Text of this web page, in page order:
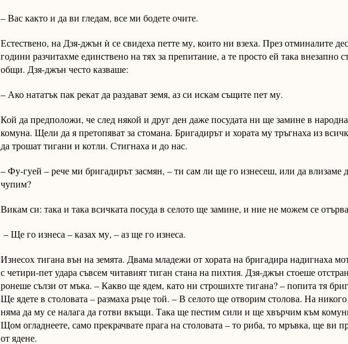
– Вас както и да ви гледам, все ми бодете очите.
Естествено, на Дзя-джън ѝ се свидеха петте му, които ни взеха. През отминалите
години разчитахме единствено на тях за препитание, а те просто ей така внезапно
общи. Дзя-джън често казваше:
– Ако нататък пак рекат да раздават земя, аз си искам същите пет му.
Кой да предположи, че след някой и друг ден даже посудата ни ще замине в
комуна. Щели да я претопяват за стомана. Бригадирът и хората му тръгнаха из
да трошат тигани и котли. Стигнаха и до нас.
– Фу-гуей – рече ми бригадирът засмян, – ти сам ли ще го изнесеш, или да влизаме
чупим?
Викам си: така и така всичката посуда в селото ще замине, и ние не можем се
– Ще го изнеса – казах му, – аз ще го изнеса.
Изнесох тигана вън на земята. Двама младежи от хората на бригадира надигнаха
с четири-пет удара съвсем читавият тиган стана на пихтия. Дзя-джън стоеше
ронеше сълзи от мъка. – Какво ще ядем, като ни строшихте тигана? – попита тя
Ще ядете в столовата – размаха ръце той. – В селото ще отворим столова. На
няма да му се налага да готви вкъщи. Така ще пестим сили и ще хвърчим към
Щом огладнеете, само прекрачвате прага на столовата – то риба, то мръвка, ще ви
от ядене.